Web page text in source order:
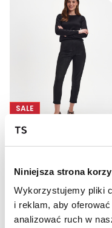
Niniejsza strona
Wykorzystujemy pliki
i reklam, aby
analizować ruch w
SALE
HOT
Czarne eleganckie legginsy
Cena regularna99,99 zł
obniżką99,99 zł